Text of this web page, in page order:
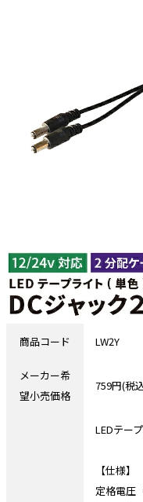
商品コード LW2Y
メーカー希
望小売価格
759円(税
LEDテー
【仕様】
定格電圧